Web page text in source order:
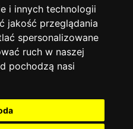
i innych technologii
jakość przeglądania
spersonalizowane
ruch w naszej
pochodzą nasi
12928
4886
4307
3426
Korepetycje
Online
14837
Kraków 7753
Wrocław
Łódź 3512
Gdańsk 2075